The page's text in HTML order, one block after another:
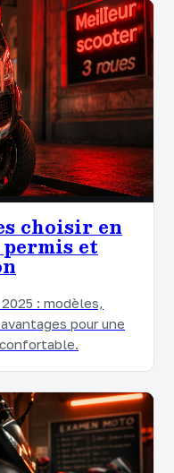
choisir en
et
: modèles,
pour une